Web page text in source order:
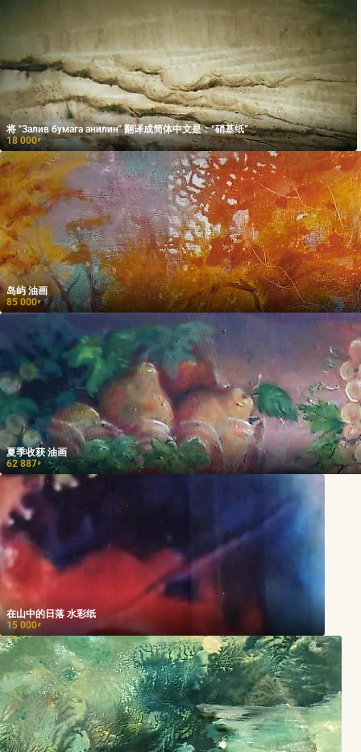
将 "Залив бумага анилин" 翻译成简体中文是：“硝基纸”
18 000₽
岛屿 油画
85 000₽
夏季收获 油画
62 887₽
在山中的日落 水彩纸
15 000₽